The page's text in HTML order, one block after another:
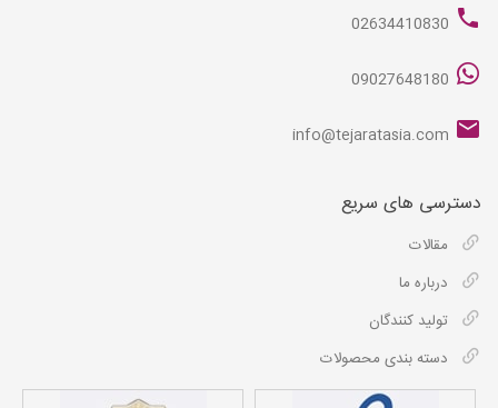
02634410830
09027648180
info@tejaratasia.com
دسترسی های سریع
مقالات
درباره ما
تولید کنندگان
دسته بندی محصولات